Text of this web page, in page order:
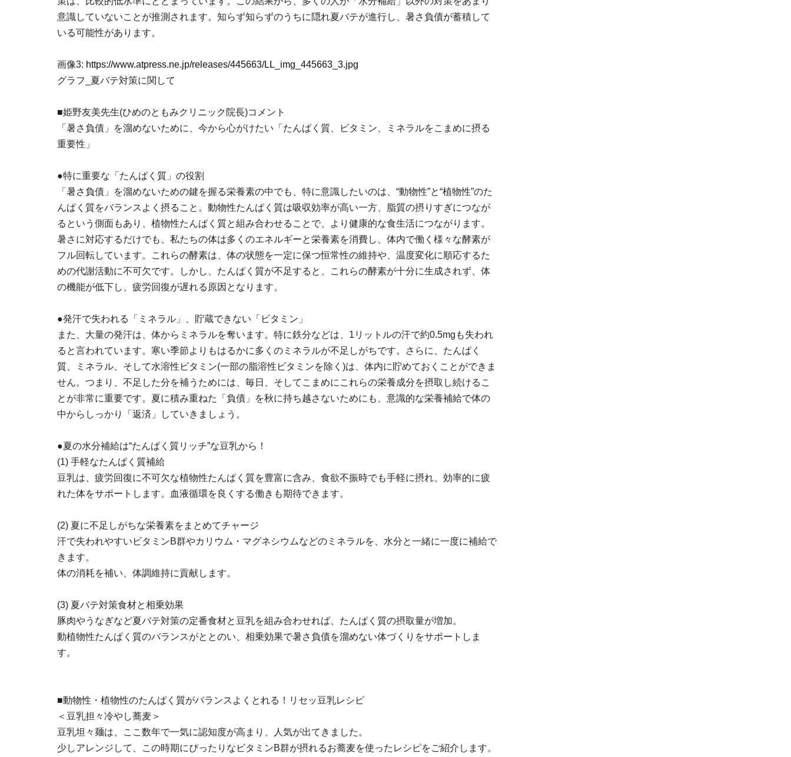
意識していないことが推測されます。知らず知らずのうちに隠れ夏バテが進行し、暑さ負債が蓄積して
いる可能性があります。
画像3: https://www.atpress.ne.jp/releases/445663/LL_img_445663_3.jpg
グラフ_夏バテ対策に関して
■姫野友美先生(ひめのともみクリニック院長)コメント
「暑さ負債」を溜めないために、今から心がけたい「たんぱく質、ビタミン、ミネラルをこまめに摂る
重要性」
●特に重要な「たんぱく質」の役割
「暑さ負債」を溜めないための鍵を握る栄養素の中でも、特に意識したいのは、“動物性”と“植物性”のた
んぱく質をバランスよく摂ること。動物性たんぱく質は吸収効率が高い一方、脂質の摂りすぎにつなが
るという側面もあり、植物性たんぱく質と組み合わせることで、より健康的な食生活につながります。
暑さに対応するだけでも、私たちの体は多くのエネルギーと栄養素を消費し、体内で働く様々な酵素が
フル回転しています。これらの酵素は、体の状態を一定に保つ恒常性の維持や、温度変化に順応するた
めの代謝活動に不可欠です。しかし、たんぱく質が不足すると、これらの酵素が十分に生成されず、体
の機能が低下し、疲労回復が遅れる原因となります。
●発汗で失われる「ミネラル」、貯蔵できない「ビタミン」
また、大量の発汗は、体からミネラルを奪います。特に鉄分などは、1リットルの汗で約0.5mgも失われ
ると言われています。寒い季節よりもはるかに多くのミネラルが不足しがちです。さらに、たんぱく
質、ミネラル、そして水溶性ビタミン(一部の脂溶性ビタミンを除く)は、体内に貯めておくことができま
せん。つまり、不足した分を補うためには、毎日、そしてこまめにこれらの栄養成分を摂取し続けるこ
とが非常に重要です。夏に積み重ねた「負債」を秋に持ち越さないためにも、意識的な栄養補給で体の
中からしっかり「返済」していきましょう。
●夏の水分補給は“たんぱく質リッチ”な豆乳から！
(1) 手軽なたんぱく質補給
豆乳は、疲労回復に不可欠な植物性たんぱく質を豊富に含み、食欲不振時でも手軽に摂れ、効率的に疲
れた体をサポートします。血液循環を良くする働きも期待できます。
(2) 夏に不足しがちな栄養素をまとめてチャージ
汗で失われやすいビタミンB群やカリウム・マグネシウムなどのミネラルを、水分と一緒に一度に補給で
きます。
体の消耗を補い、体調維持に貢献します。
(3) 夏バテ対策食材と相乗効果
豚肉やうなぎなど夏バテ対策の定番食材と豆乳を組み合わせれば、たんぱく質の摂取量が増加。
動植物性たんぱく質のバランスがととのい、相乗効果で暑さ負債を溜めない体づくりをサポートしま
す。
■動物性・植物性のたんぱく質がバランスよくとれる！リセッ豆乳レシピ
＜豆乳担々冷やし蕎麦＞
豆乳坦々麺は、ここ数年で一気に認知度が高まり、人気が出てきました。
少しアレンジして、この時期にぴったりなビタミンB群が摂れるお蕎麦を使ったレシピをご紹介します。